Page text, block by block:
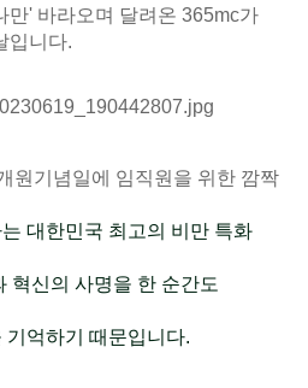
만' 바라오며 달려온 365mc가
입니다.
원기념일에 임직원을 위한 깜짝
대한민국 최고의 비만 특화
혁신의 사명을 한 순간도
억하기 때문입니다.